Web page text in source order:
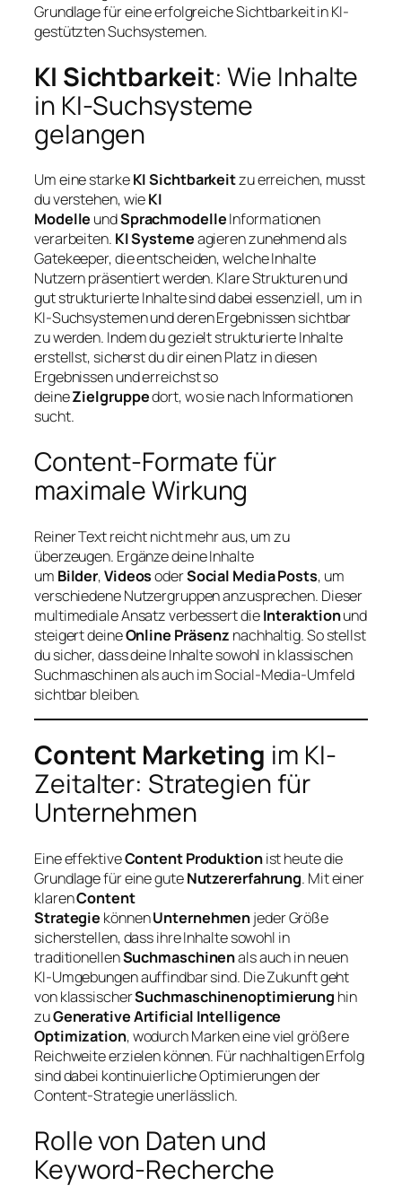
Grundlage für eine erfolgreiche Sichtbarkeit in KI-
gestützten Suchsystemen.
KI Sichtbarkeit: Wie Inhalte
in KI-Suchsysteme
gelangen
Um eine starkeKI Sichtbarkeitzu erreichen, musst
du verstehen, wieKI
Modelle undSprachmodelleInformationen
verarbeiten. KI Systemeagieren zunehmend als
Gatekeeper, die entscheiden, welche Inhalte
Nutzern präsentiert werden. Klare Strukturen und
gut strukturierte Inhalte sind dabei essenziell, um in
KI-Suchsystemen und deren Ergebnissen sichtbar
zu werden. Indem du gezielt strukturierte Inhalte
erstellst, sicherst du dir einen Platz in diesen
Ergebnissen und erreichst so
deineZielgruppedort, wo sie nach Informationen
sucht.
Content-Formate für
maximale Wirkung
Reiner Text reicht nicht mehr aus, um zu
überzeugen. Ergänze deine Inhalte
um Bilder,VideosoderSocial Media Posts, um
verschiedene Nutzergruppen anzusprechen. Dieser
multimediale Ansatz verbessert dieInteraktionund
steigert deineOnline Präsenz nachhaltig. So stellst
du sicher, dass deine Inhalte sowohl in klassischen
Suchmaschinen als auch im Social-Media-Umfeld
sichtbar bleiben.
Content Marketing im KI-
Zeitalter: Strategien für
Unternehmen
Eine effektiveContent Produktionist heute die
Grundlage für eine guteNutzererfahrung. Mit einer
klarenContent
Strategie könnenUnternehmenjeder Größe
sicherstellen, dass ihre Inhalte sowohl in
traditionellenSuchmaschinenals auch in neuen
KI-Umgebungen auffindbar sind. Die Zukunft geht
von klassischerSuchmaschinenoptimierung hin
zuGenerative Artificial Intelligence
Optimization, wodurch Marken eine viel größere
Reichweite erzielen können. Für nachhaltigen Erfolg
sind dabei kontinuierliche Optimierungen der
Content-Strategie unerlässlich.
Rolle von Daten und
Keyword-Recherche